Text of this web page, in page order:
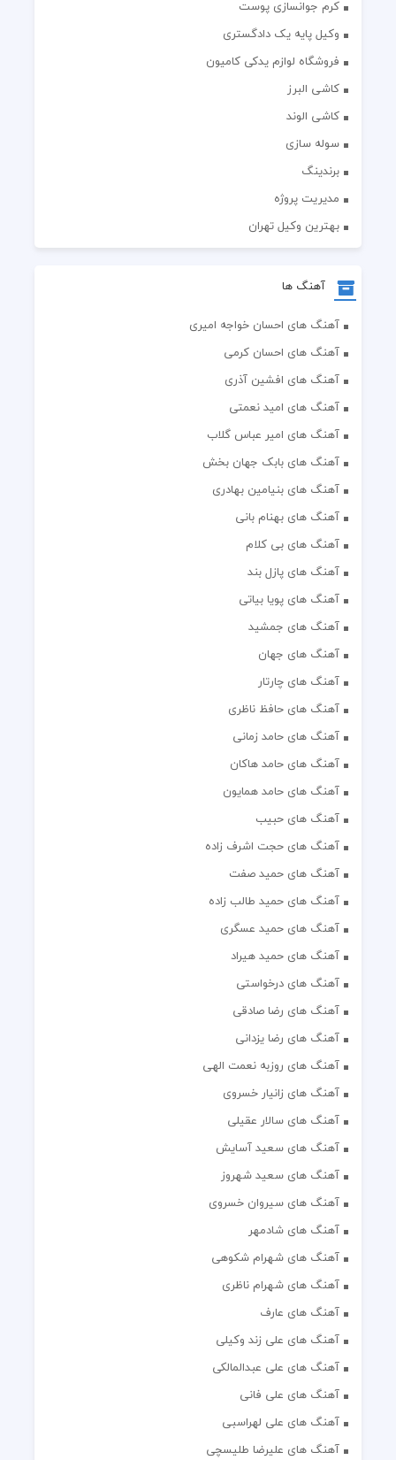
کرم جوانسازی پوست
وکیل پایه یک دادگستری
فروشگاه لوازم یدکی کامیون
کاشی البرز
کاشی الوند
سوله سازی
برندینگ
مدیریت پروژه
بهترین وکیل تهران
آهنگ ها
آهنگ های احسان خواجه امیری
آهنگ های احسان کرمی
آهنگ های افشین آذری
آهنگ های امید نعمتی
آهنگ های امیر عباس گلاب
آهنگ های بابک جهان بخش
آهنگ های بنیامین بهادری
آهنگ های بهنام بانی
آهنگ های بی کلام
آهنگ های پازل بند
آهنگ های پویا بیاتی
آهنگ های جمشید
آهنگ های جهان
آهنگ های چارتار
آهنگ های حافظ ناظری
آهنگ های حامد زمانی
آهنگ های حامد هاکان
آهنگ های حامد همایون
آهنگ های حبیب
آهنگ های حجت اشرف زاده
آهنگ های حمید صفت
آهنگ های حمید طالب زاده
آهنگ های حمید عسگری
آهنگ های حمید هیراد
آهنگ های درخواستی
آهنگ های رضا صادقی
آهنگ های رضا یزدانی
آهنگ های روزبه نعمت الهی
آهنگ های زانیار خسروی
آهنگ های سالار عقیلی
آهنگ های سعید آسایش
آهنگ های سعید شهروز
آهنگ های سیروان خسروی
آهنگ های شادمهر
آهنگ های شهرام شکوهی
آهنگ های شهرام ناظری
آهنگ های عارف
آهنگ های علی زند وکیلی
آهنگ های علی عبدالمالکی
آهنگ های علی فانی
آهنگ های علی لهراسبی
آهنگ های علیرضا طلیسچی